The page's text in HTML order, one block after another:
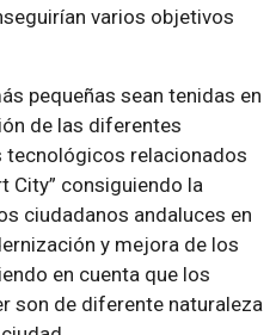
varios objetivos
pequeñas sean tenidas en
de las diferentes
tecnológicos relacionados
City” consiguiendo la
ciudadanos andaluces en
y mejora de los
en cuenta que los
son de diferente naturaleza